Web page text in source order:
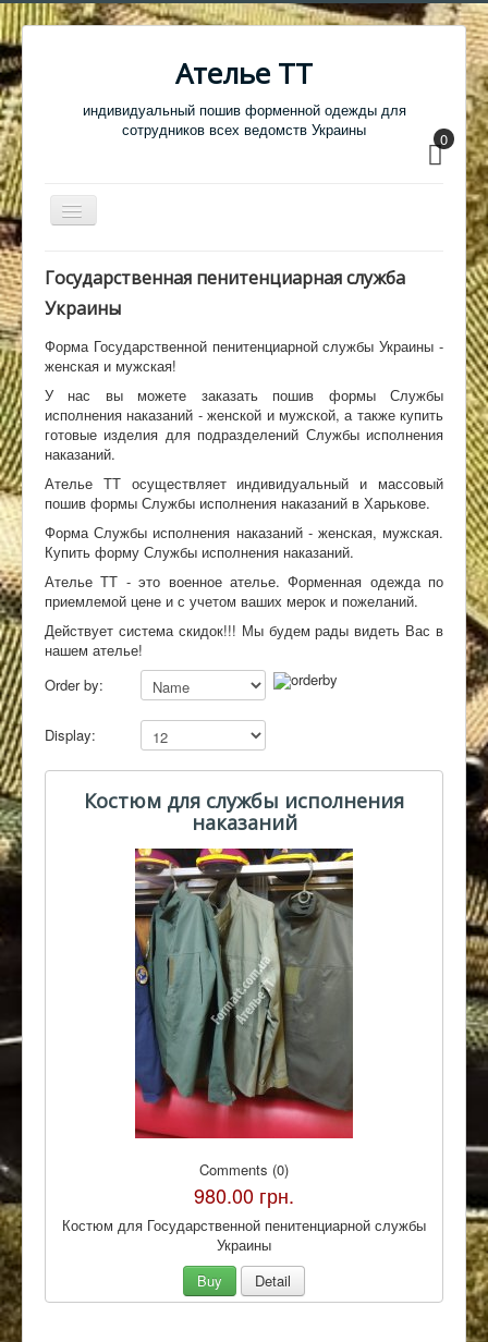
Ателье ТТ
индивидуальный пошив форменной одежды для
сотрудников всех ведомств Украины
0
Перемикач
навігації
Одежда
Обувь
Атрибутика
Головные уборы
Образцы тканей
Кабинет
Контакты
Государственная пенитенциарная служба
Украины
Форма Государственной пенитенциарной службы Украины -
женская и мужская!
У нас вы можете заказать пошив формы Службы
исполнения наказаний - женской и мужской, а также купить
готовые изделия для подразделений Службы исполнения
наказаний.
Ателье ТТ осуществляет индивидуальный и массовый
пошив формы Службы исполнения наказаний в Харькове.
Форма Службы исполнения наказаний - женская, мужская.
Купить форму Службы исполнения наказаний.
Ателье ТТ - это военное ателье. Форменная одежда по
приемлемой цене и с учетом ваших мерок и пожеланий.
Действует система скидок!!! Мы будем рады видеть Вас в
нашем ателье!
Order by:
Display:
Костюм для службы исполнения
наказаний
Comments (0)
980.00 грн.
Костюм для Государственной пенитенциарной службы
Украины
Buy
Detail